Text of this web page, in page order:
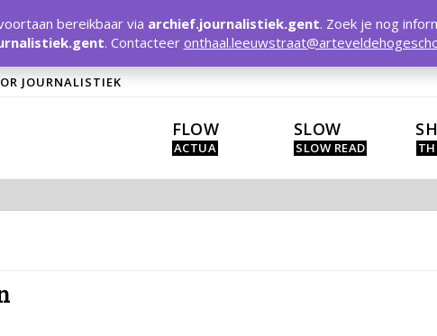
JOURNALISTIEK
FLOW SLOW
bereikbaar via archief.journalistiek.gent. Zoek je nog
. Contacteer